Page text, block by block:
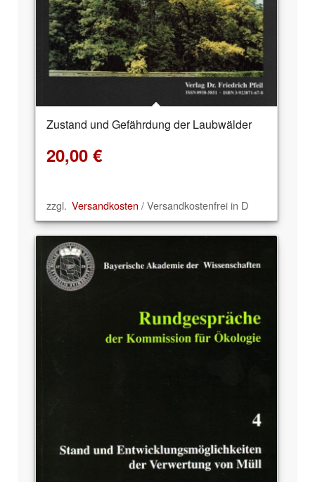
Zustand und Gefährdung der Laubwälder
20,00 €
zzgl. Versandkosten / Versandkostenfrei in D